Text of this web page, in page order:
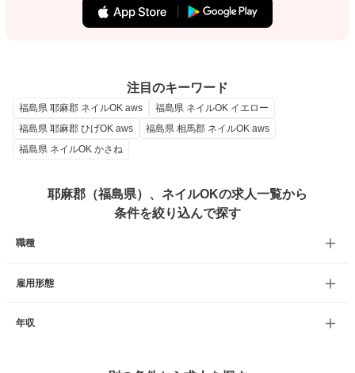
注目のキーワード
福島県 耶麻郡 ネイルOK aws
福島県 ネイルOK イエロー
福島県 耶麻郡 ひげOK aws
福島県 相馬郡 ネイルOK aws
福島県 ネイルOK かさね
耶麻郡（福島県）、ネイルOKの求人一覧から
条件を絞り込んで探す
職種
雇用形態
年収